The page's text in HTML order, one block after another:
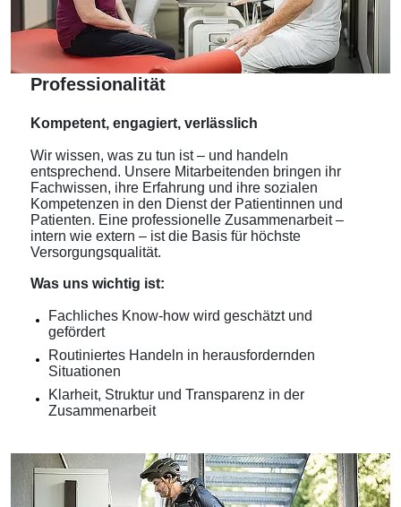
Professionalität
Kompetent, engagiert, verlässlich
Wir wissen, was zu tun ist – und handeln
entsprechend. Unsere Mitarbeitenden bringen ihr
Fachwissen, ihre Erfahrung und ihre sozialen
Kompetenzen in den Dienst der Patientinnen und
Patienten. Eine professionelle Zusammenarbeit –
intern wie extern – ist die Basis für höchste
Versorgungsqualität.
Was uns wichtig ist:
Fachliches Know-how wird geschätzt und
gefördert
Routiniertes Handeln in herausfordernden
Situationen
Klarheit, Struktur und Transparenz in der
Zusammenarbeit